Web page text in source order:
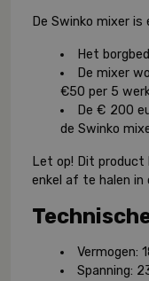
De Swinko mixer is
Het
De mixer
€50 per 5
De€ 200
de Swinko
Let op! Dit product
enkel af te halen in
Vermogen:
Spanning: